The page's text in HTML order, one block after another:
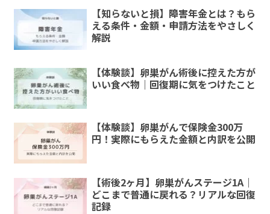
【知らないと損】障害年金とは？もら
える条件・金額・申請方法をやさしく
解説
【体験談】卵巣がん術後に控えた方が
いい食べ物｜回復期に気をつけたこと
【体験談】卵巣がんで保険金300万
円！実際にもらえた金額と内訳を公開
【術後2ヶ月】卵巣がんステージ1A｜
どこまで普通に戻れる？リアルな回復
記録